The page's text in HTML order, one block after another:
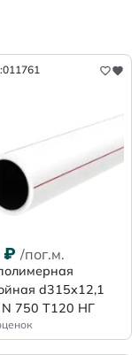
011761
₽ /пог.м.
d315x12,1
N 750 Т120 НГ